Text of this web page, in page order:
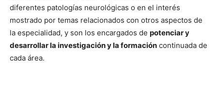
diferentes patologías neurológicas o en el interés
mostrado por temas relacionados con otros aspectos de
la especialidad, y son los encargados de potenciar y
desarrollar la investigación y la formación continuada de
cada área.